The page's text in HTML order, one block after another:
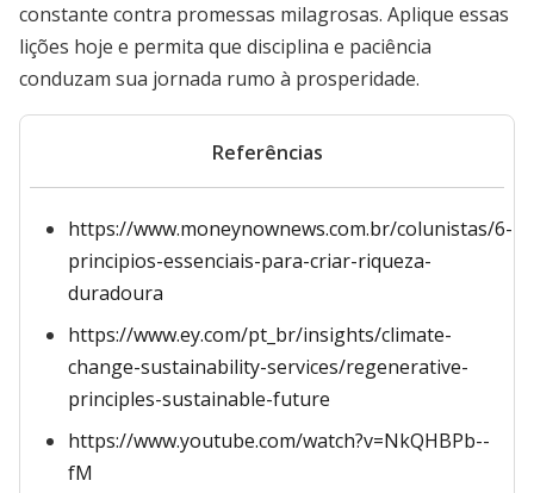
constante contra promessas milagrosas. Aplique essas
lições hoje e permita que disciplina e paciência
conduzam sua jornada rumo à prosperidade.
Referências
https://www.moneynownews.com.br/colunistas/6-
principios-essenciais-para-criar-riqueza-
duradoura
https://www.ey.com/pt_br/insights/climate-
change-sustainability-services/regenerative-
principles-sustainable-future
https://www.youtube.com/watch?v=NkQHBPb--
fM